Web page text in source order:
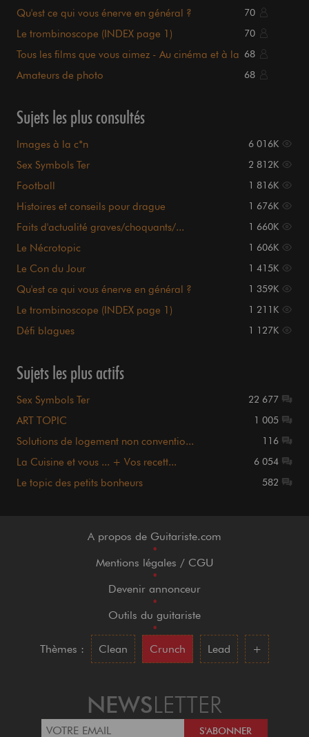
Qu'est ce qui vous énerve en général ? 70
Le trombinoscope (INDEX page 1) 70
Tous les films que vous aimez - Au cinéma et à la 68
Amateurs de photo 68
Sujets les plus consultés
Images à la c*n 6 016K
Sex Symbols Ter 2 812K
Football 1 816K
Histoires et conseils pour drague 1 676K
Faits d'actualité graves/choquants/... 1 660K
Le Nécrotopic 1 606K
Le Con du Jour 1 415K
Qu'est ce qui vous énerve en général ? 1 359K
Le trombinoscope (INDEX page 1) 1 211K
Défi blagues 1 127K
Sujets les plus actifs
Sex Symbols Ter 22 677
ART TOPIC 1 005
Solutions de logement non conventio... 116
La Cuisine et vous ... + Vos recett... 6 054
Le topic des petits bonheurs 582
A propos de Guitariste.com
•
Mentions légales / CGU
•
Devenir annonceur
•
Outils du guitariste
•
Thèmes :
Clean Crunch Lead +
NEWSLETTER